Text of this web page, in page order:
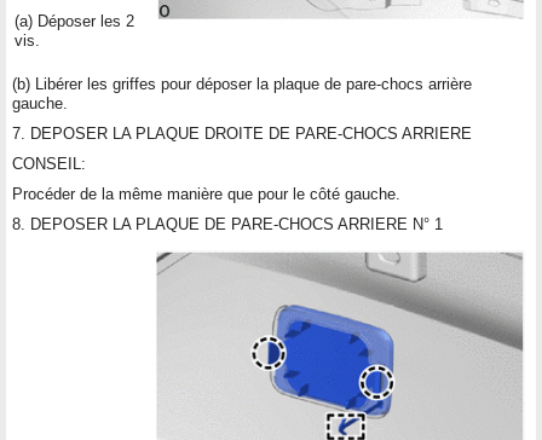
(a) Déposer les 2
vis.
(b) Libérer les griffes pour déposer la plaque de pare-chocs arrière
gauche.
7. DEPOSER LA PLAQUE DROITE DE PARE-CHOCS ARRIERE
CONSEIL:
Procéder de la même manière que pour le côté gauche.
8. DEPOSER LA PLAQUE DE PARE-CHOCS ARRIERE N° 1